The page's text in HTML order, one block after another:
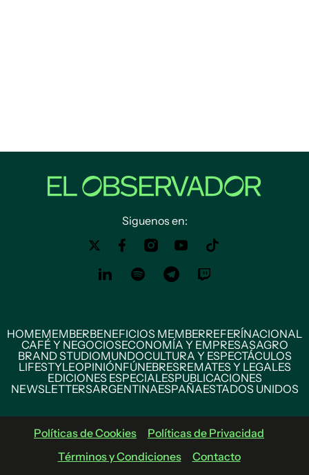
Siguenos en:
HOMEMEMBERBENEFICIOS MEMBERREFERÍNACIONAL
CAFÉ Y NEGOCIOSECONOMÍA Y EMPRESASAGRO
BRAND STUDIOMUNDOCULTURA Y ESPECTÁCULOS
LIFESTYLEOPINIÓNFÚNEBRESREMATES Y LEGALES
EDICIONES ESPECIALESPUBLICACIONES
NEWSLETTERSARGENTINAESPAÑAESTADOS UNIDOS
Políticas de Cookies
Políticas de Privacidad
Términos y Condiciones
Contacto